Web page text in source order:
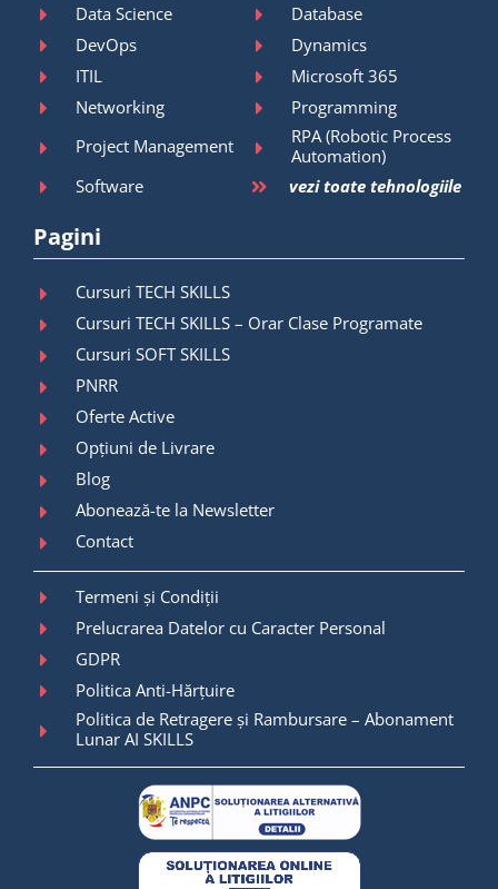
Data Science
Database
DevOps
Dynamics
ITIL
Microsoft 365
Networking
Programming
Project Management
RPA (Robotic Process
Automation)
Software
vezi toate tehnologiile
Pagini
Cursuri TECH SKILLS
Cursuri TECH SKILLS – Orar Clase Programate
Cursuri SOFT SKILLS
PNRR
Oferte Active
Opțiuni de Livrare
Blog
Abonează-te la Newsletter
Contact
Termeni și Condiții
Prelucrarea Datelor cu Caracter Personal
GDPR
Politica Anti-Hărțuire
Politica de Retragere și Rambursare – Abonament
Lunar AI SKILLS